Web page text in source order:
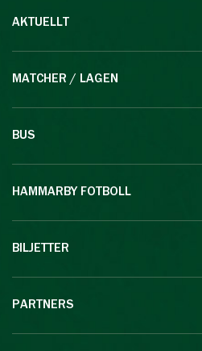
AKTUELLT
MATCHER / LAGEN
BUS
HAMMARBY FOTBOLL
BILJETTER
PARTNERS